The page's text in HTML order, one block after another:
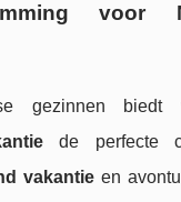
voor
gezinnen biedt
de perfecte
vakantie en